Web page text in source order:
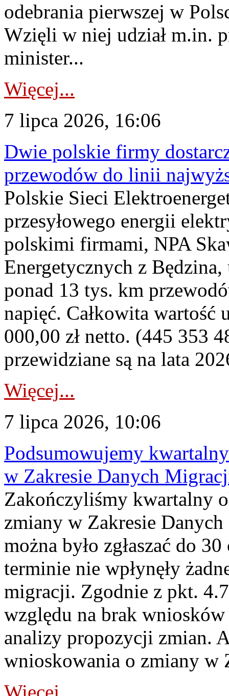
odebrania pierwszej w
Wzięli w niej udział m.in.
minister...
Więcej...
7 lipca 2026, 16:06
Dwie polskie firmy
przewodów do linii
Polskie Sieci
przesyłowego energii
polskimi firmami, NPA
Energetycznych z
ponad 13 tys. km
napięć. Całkowita
000,00 zł netto. (445 353
przewidziane są na lata
Więcej...
7 lipca 2026, 10:06
Podsumowujemy
w Zakresie Danych
Zakończyliśmy kwartalny
zmiany w Zakresie
można było zgłaszać do
terminie nie wpłynęły
migracji. Zgodnie z pkt.
względu na brak
analizy propozycji zmian.
wnioskowania o zmiany w